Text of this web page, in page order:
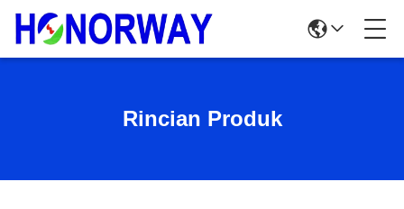
Rincian Produk